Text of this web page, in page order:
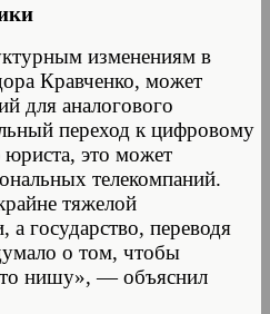
изменениям в
Кравченко, может
для аналогового
переход к цифровому
это может
телекомпаний.
тяжелой
а государство, переводя
о том, чтобы
то нишу», — объяснил